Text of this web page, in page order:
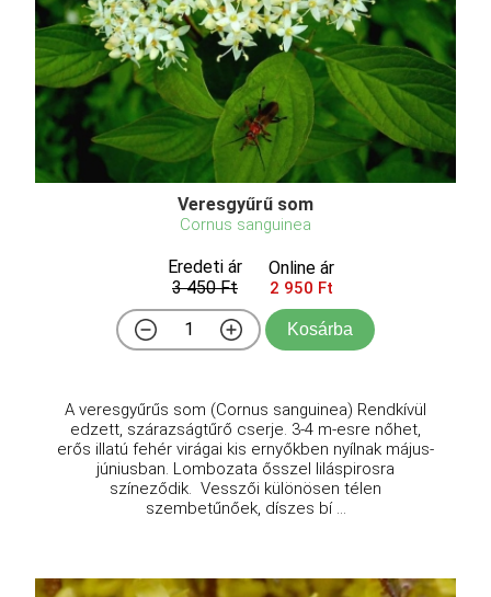
Veresgyűrű som
Cornus sanguinea
Eredeti ár
3 450 Ft
Online ár
2 950 Ft
Kosárba
A veresgyűrűs som (Cornus sanguinea) Rendkívül
edzett, szárazságtűrő cserje. 3-4 m-esre nőhet,
erős illatú fehér virágai kis ernyőkben nyílnak május-
júniusban. Lombozata ősszel liláspirosra
színeződik. Vesszői különösen télen
szembetűnőek, díszes bí ...